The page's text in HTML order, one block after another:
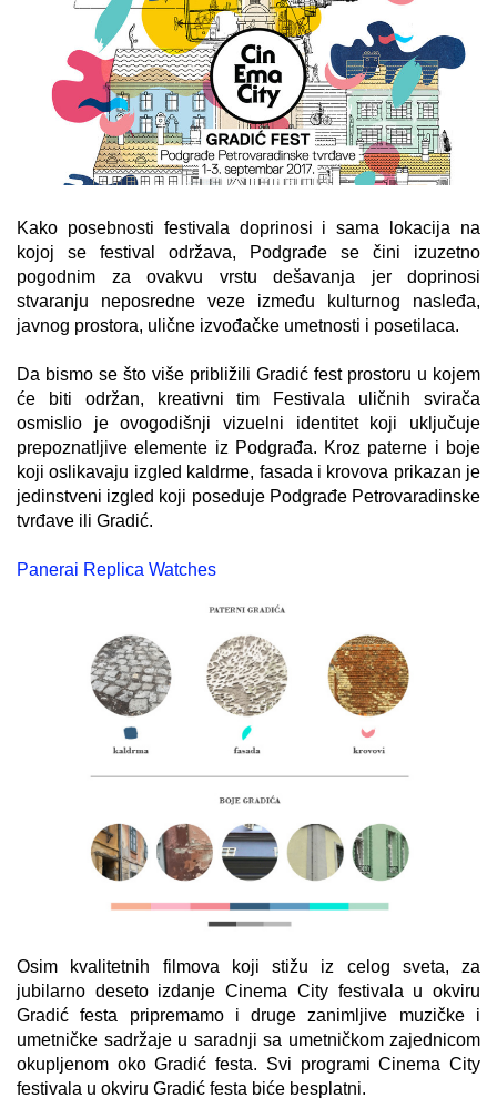
Kako posebnosti festivala doprinosi i sama lokacija na
kojoj se festival održava, Podgrađe se čini izuzetno
pogodnim za ovakvu vrstu dešavanja jer doprinosi
stvaranju neposredne veze između kulturnog nasleđa,
javnog prostora, ulične izvođačke umetnosti i posetilaca.
Da bismo se što više približili Gradić fest prostoru u kojem
će biti održan, kreativni tim Festivala uličnih svirača
osmislio je ovogodišnji vizuelni identitet koji uključuje
prepoznatljive elemente iz Podgrađa. Kroz paterne i boje
koji oslikavaju izgled kaldrme, fasada i krovova prikazan je
jedinstveni izgled koji poseduje Podgrađe Petrovaradinske
tvrđave ili Gradić.
Panerai Replica Watches
Osim kvalitetnih filmova koji stižu iz celog sveta, za
jubilarno deseto izdanje Cinema City festivala u okviru
Gradić festa pripremamo i druge zanimljive muzičke i
umetničke sadržaje u saradnji sa umetničkom zajednicom
okupljenom oko Gradić festa. Svi programi Cinema City
festivala u okviru Gradić festa biće besplatni.